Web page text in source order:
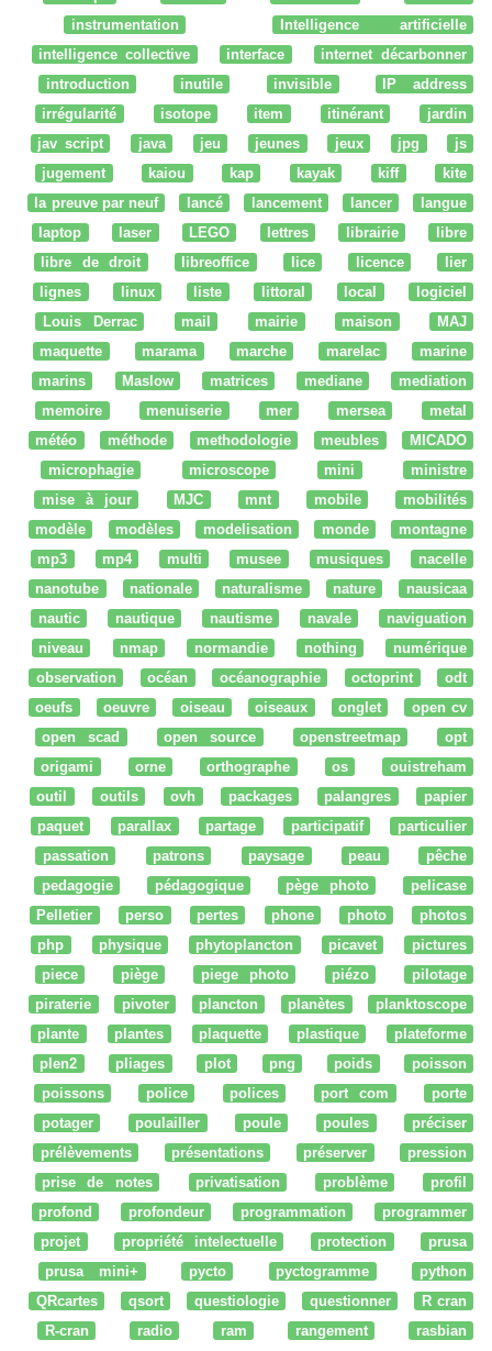
instrumentation
Intelligence artificielle
intelligence collective
interface
internet décarbonner
introduction
inutile invisible
IP address
irrégularité
isotope item itinérant
jardin
jav script
java jeu jeunes jeux jpg
js
jugement
kaiou kap kayak kiff
kite
la preuve par neuf
lancé lancement lancer
langue
laptop
laser LEGO lettres librairie
libre
libre de droit
libreoffice lice licence
lier
lignes
linux liste littoral local
logiciel
Louis Derrac
mail mairie maison
MAJ
maquette
marama marche marelac
marine
marins
Maslow matrices mediane
mediation
memoire
menuiserie mer mersea
metal
météo
méthode methodologie meubles
MICADO
microphagie
microscope mini
ministre
mise à jour
MJC mnt mobile
mobilités
modèle
modèles modelisation monde
montagne
mp3
mp4 multi musee musiques
nacelle
nanotube
nationale naturalisme nature
nausicaa
nautic
nautique nautisme navale
naviguation
niveau
nmap normandie nothing
numérique
observation
océan océanographie octoprint
odt
oeufs
oeuvre oiseau oiseaux onglet
open cv
open scad
open source openstreetmap
opt
origami
orne orthographe os
ouistreham
outil
outils ovh packages palangres
papier
paquet
parallax partage participatif
particulier
passation
patrons paysage peau
pêche
pedagogie
pédagogique pège photo
pelicase
Pelletier
perso pertes phone photo
photos
php
physique phytoplancton picavet
pictures
piece
piège piege photo piézo
pilotage
piraterie
pivoter plancton planètes
planktoscope
plante
plantes plaquette plastique
plateforme
plen2
pliages plot png poids
poisson
poissons
police polices port com
porte
potager
poulailler poule poules
préciser
prélèvements
présentations préserver
pression
prise de notes
privatisation problème
profil
profond
profondeur programmation
programmer
projet
propriété intelectuelle protection
prusa
prusa mini+
pycto pyctogramme
python
QRcartes
qsort questiologie questionner
R cran
R-cran
radio ram rangement
rasbian